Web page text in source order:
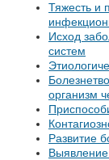
Тяжесть и
Исход
систем
организм
Развитие